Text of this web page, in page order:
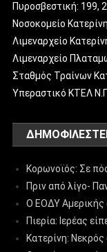
Πυροσβεστική: 199,
Νοσοκομείο
Λιμεναρχείο
Λιμεναρχείο
Σταθμός Τραίνων
Υπεραστικό ΚΤΕΛ
Κορωνοϊός: Σε
Πριν από λίγο-
Ο ΕΟΔΥ Αμερικής
Πιερία: Ιερέας
Κατερίνη: Νεκρός